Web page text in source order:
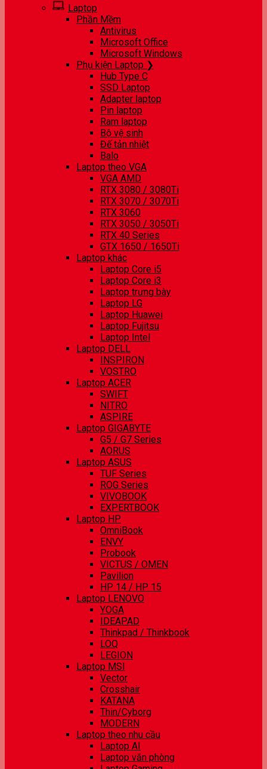
Laptop
Phần Mềm
Antivirus
Microsoft Office
Microsoft Windows
Phụ kiện Laptop ❯
Hub Type C
SSD Laptop
Adapter laptop
Pin laptop
Ram laptop
Bộ vệ sinh
Đế tản nhiệt
Balo
Laptop theo VGA
VGA AMD
RTX 3080 / 3080Ti
RTX 3070 / 3070Ti
RTX 3060
RTX 3050 / 3050Ti
RTX 40 Series
GTX 1650 / 1650Ti
Laptop khác
Laptop Core i5
Laptop Core i3
Laptop trưng bày
Laptop LG
Laptop Huawei
Laptop Fujitsu
Laptop Intel
Laptop DELL
INSPIRON
VOSTRO
Laptop ACER
SWIFT
NITRO
ASPIRE
Laptop GIGABYTE
G5 / G7 Series
AORUS
Laptop ASUS
TUF Series
ROG Series
VIVOBOOK
EXPERTBOOK
Laptop HP
OmniBook
ENVY
Probook
VICTUS / OMEN
Pavilion
HP 14 / HP 15
Laptop LENOVO
YOGA
IDEAPAD
Thinkpad / Thinkbook
LOQ
LEGION
Laptop MSI
Vector
Crosshair
KATANA
Thin/Cyborg
MODERN
Laptop theo nhu cầu
Laptop AI
Laptop văn phòng